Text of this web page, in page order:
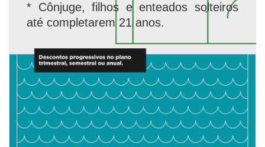
* Cônjuge, filhos e enteados solteiros
até completarem 21 anos.